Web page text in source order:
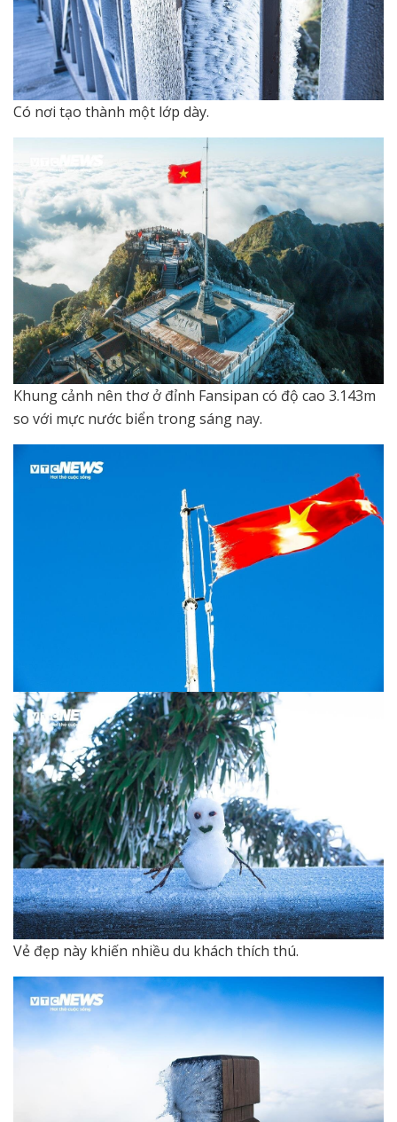
Có nơi tạo thành một lớp dày.
Khung cảnh nên thơ ở đỉnh Fansipan có độ cao 3.143m
so với mực nước biển trong sáng nay.
Vẻ đẹp này khiến nhiều du khách thích thú.